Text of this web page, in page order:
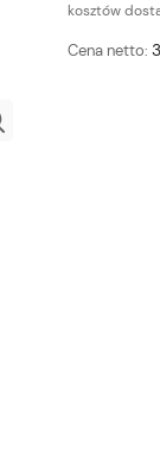
kosztów
Cena netto: